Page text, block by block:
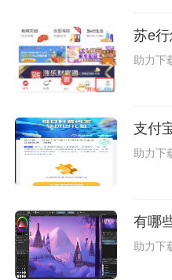
苏e
助力下
支付
助力下
有哪
助力下